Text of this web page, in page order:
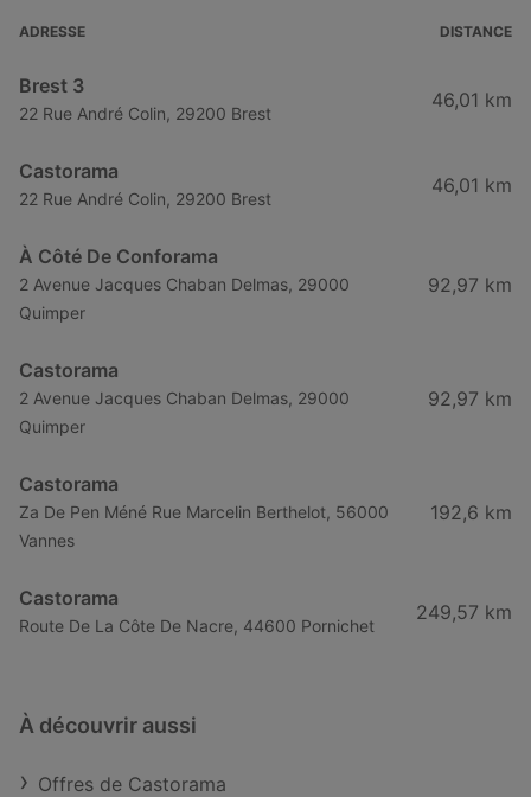
ADRESSE DISTANCE
Brest 3
22 Rue André Colin, 29200 Brest
46,01 km
Castorama
22 Rue André Colin, 29200 Brest
46,01 km
À Côté De Conforama
2 Avenue Jacques Chaban Delmas, 29000
Quimper
92,97 km
Castorama
2 Avenue Jacques Chaban Delmas, 29000
Quimper
92,97 km
Castorama
Za De Pen Méné Rue Marcelin Berthelot, 56000
Vannes
192,6 km
Castorama
Route De La Côte De Nacre, 44600 Pornichet
249,57 km
À découvrir aussi
Offres de Castorama